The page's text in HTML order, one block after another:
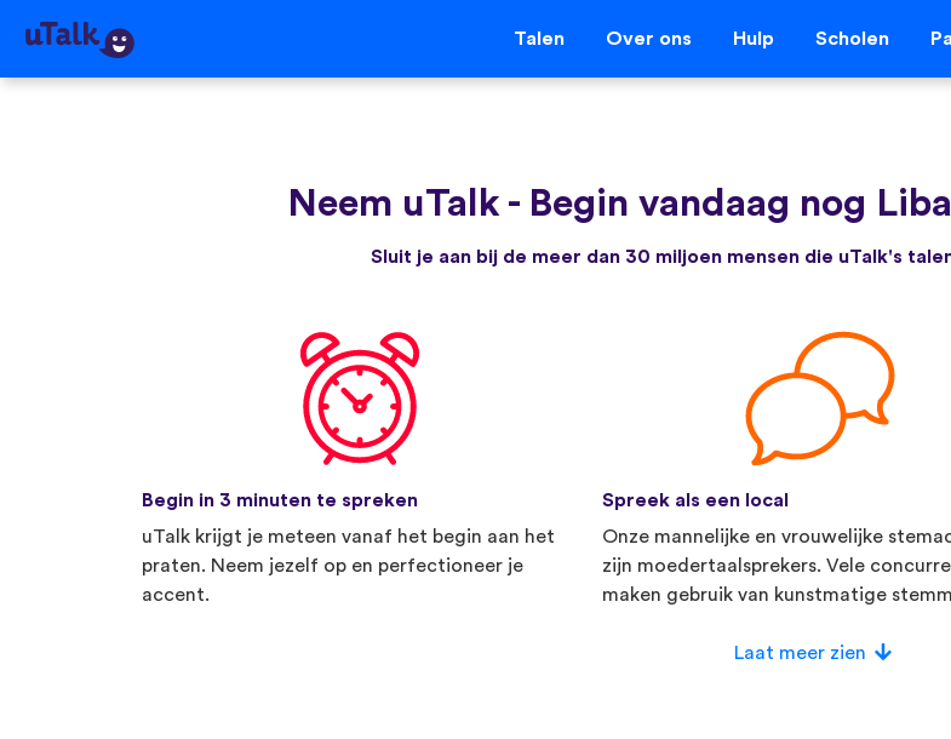
Talen Over ons Hulp Scholen
Neem uTalk - Begin vandaag nog
Sluit je aan bij de meer dan 30 miljoen mensen die uTalk's
Begin in 3 minuten te spreken
uTalk krijgt je meteen vanaf het begin aan het
praten. Neem jezelf op en perfectioneer je
accent.
Spreek als een local
Onze mannelijke en vrouwelijke
zijn moedertaalsprekers. Vele
maken gebruik van kunstmatige
Laat meer zien